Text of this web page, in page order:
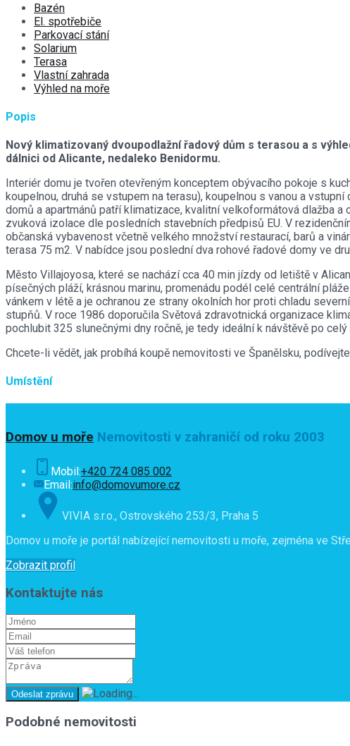
Bazén
El. spotřebiče
Parkovací stání
Solarium
Terasa
Vlastní zahrada
Výhled na moře
Popis
Nový klimatizovaný dvoupodlažní řadový dům s terasou a s
dálnici od Alicante, nedaleko Benidormu.
Interiér domu je tvořen otevřeným konceptem obývacího pokoje s
koupelnou, druhá se vstupem na terasu), koupelnou s vanou a
domů a apartmánů patří klimatizace, kvalitní velkoformátová dlažba
zvuková izolace dle posledních stavebních předpisů EU. V
občanská vybavenost včetně velkého množství restaurací, barů a
terasa 75 m2. V nabídce jsou poslední dva rohové řadové domy ve
Město Villajoyosa, které se nachází cca 40 min jízdy od letiště v
písečných pláží, krásnou marinu, promenádu podél celé centrální
vánkem v létě a je ochranou ze strany okolních hor proti chladu
stupňů. V roce 1986 doporučila Světová zdravotnická organizace
pochlubit 325 slunečnými dny ročně, je tedy ideální k návštěvě po celý
Chcete-li vědět, jak probíhá koupě nemovitosti ve Španělsku,
Umístění
Domov u moře Nemovitosti v zahraničí od roku 2003
Mobil:+420 724 085 002
Email:info@domovumore.cz
VIVIA s.r.o., Ostrovského 253/3, Praha 5
Domov u moře je portál nabízející nemovitosti u moře, zejména ve
Zobrazit profil
Kontaktujte nás
Podobné nemovitosti